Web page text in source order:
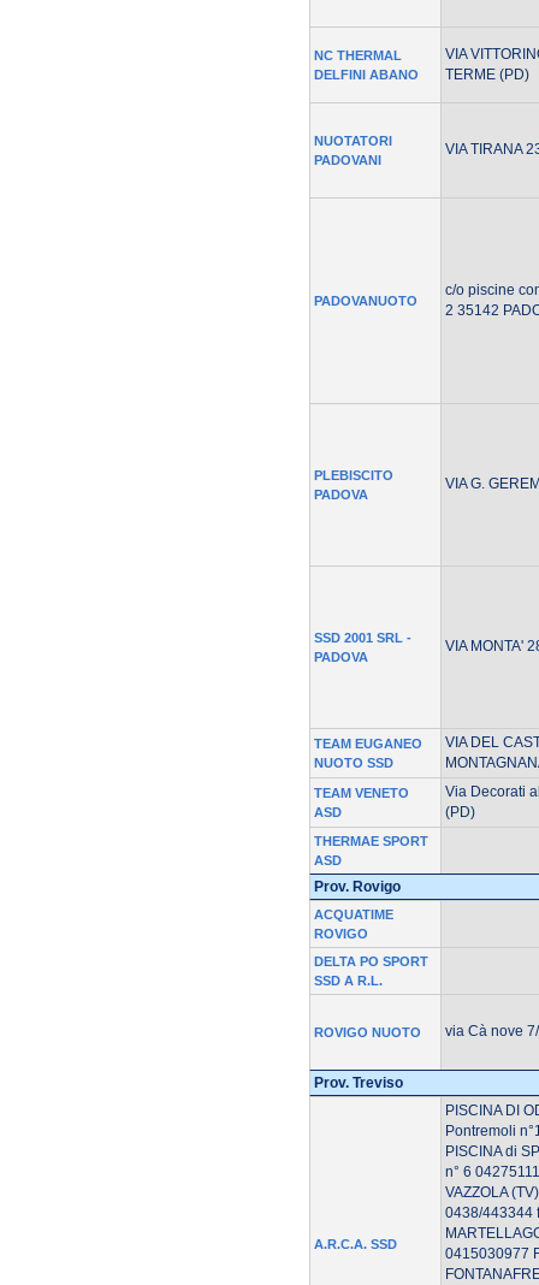
NC THERMAL
DELFINI ABANO
VIA
TERME (PD)
NUOTATORI
PADOVANI
VIA TIRANA
PADOVANUOTO
c/o piscine
2 35142
PLEBISCITO
PADOVA
VIA G.
SSD 2001 SRL -
PADOVA
VIA MONTA'
TEAM EUGANEO
NUOTO SSD
VIA DEL
TEAM VENETO
ASD
Via Decorati
(PD)
THERMAE SPORT
ASD
Prov. Rovigo
ACQUATIME
ROVIGO
DELTA PO SPORT
SSD A R.L.
ROVIGO NUOTO via Cà nove
Prov. Treviso
A.R.C.A. SSD
PISCINA DI
Pontremoli
PISCINA di
n° 6
VAZZOLA
0438/443344
0415030977